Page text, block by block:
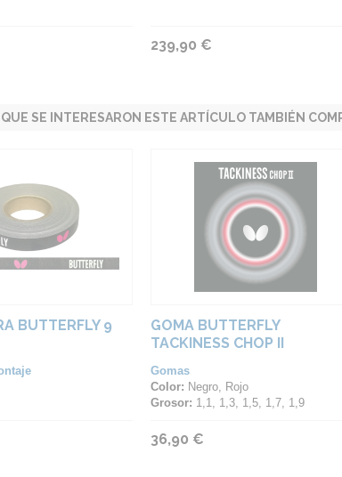
239,90 €
SE INTERESARON ESTE ARTÍCULO TAMBIÉN
BUTTERFLY 9
GOMA BUTTERFLY
TACKINESS CHOP II
Gomas
Color: Negro, Rojo
Grosor: 1,1, 1,3, 1,5, 1,7, 1,9
36,90 €